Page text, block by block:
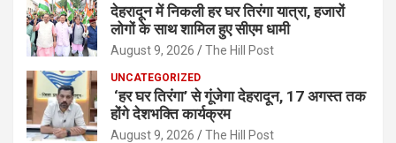
देहरादून में निकली हर घर तिरंगा यात्रा, हजारों
लोगों के साथ शामिल हुए सीएम धामी
August 9, 2026 The Hill Post
UNCATEGORIZED
‘हर घर तिरंगा’ से गूंजेगा देहरादून, 17 अगस्त तक
होंगे देशभक्ति कार्यक्रम
August 9, 2026 The Hill Post